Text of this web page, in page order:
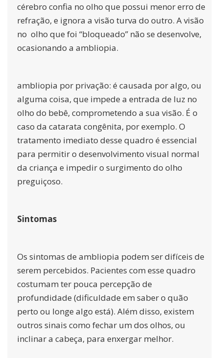
cérebro confia no olho que possui menor erro de
refração, e ignora a visão turva do outro. A visão
no olho que foi “bloqueado” não se desenvolve,
ocasionando a ambliopia.
ambliopia por privação: é causada por algo, ou
alguma coisa, que impede a entrada de luz no
olho do bebê, comprometendo a sua visão. É o
caso da catarata congênita, por exemplo. O
tratamento imediato desse quadro é essencial
para permitir o desenvolvimento visual normal
da criança e impedir o surgimento do olho
preguiçoso.
Sintomas
Os sintomas de ambliopia podem ser difíceis de
serem percebidos. Pacientes com esse quadro
costumam ter pouca percepção de
profundidade (dificuldade em saber o quão
perto ou longe algo está). Além disso, existem
outros sinais como fechar um dos olhos, ou
inclinar a cabeça, para enxergar melhor.